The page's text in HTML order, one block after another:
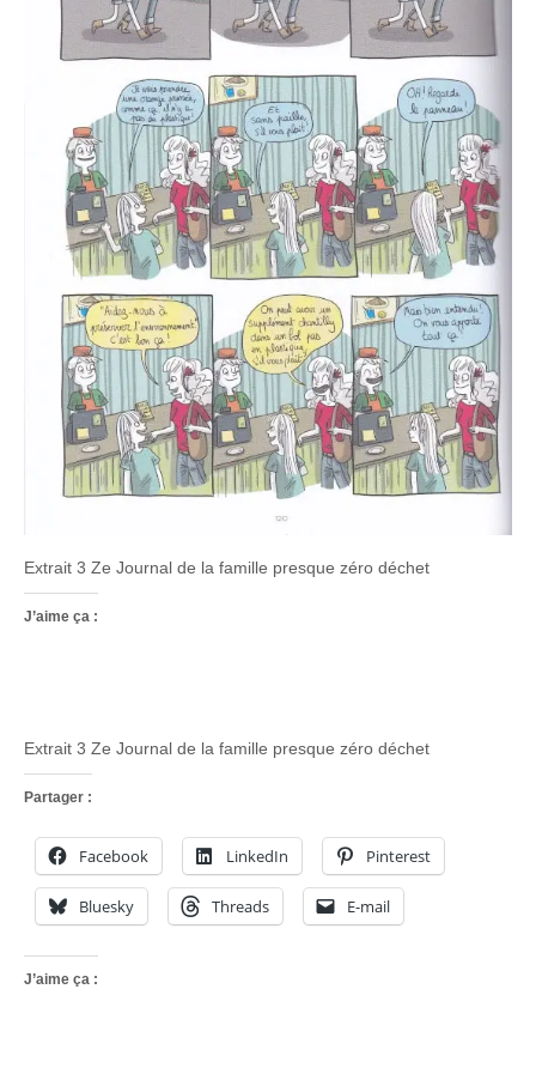
Extrait 3 Ze Journal de la famille presque zéro déchet
J’aime ça :
Extrait 3 Ze Journal de la famille presque zéro déchet
Partager :
Facebook LinkedIn Pinterest
Bluesky Threads E-mail
J’aime ça :